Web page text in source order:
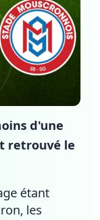
d'une
retrouvé le
étant
les